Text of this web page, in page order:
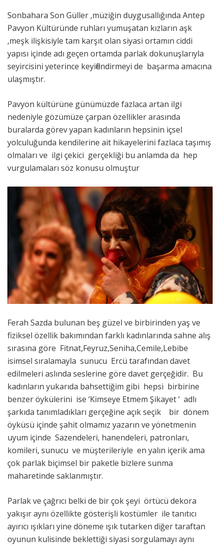
Sonbahara Son Güller ,müziğin duygusallığında Antep
Pavyon Kültüründe ruhları yumuşatan kızların aşk
,meşk ilişkisiyle tam karşıt olan siyasi ortamın ciddi
yapısı içinde adı geçen ortamda parlak dokunuşlarıyla
seyircisini yeterince keyiflendirmeyi de başarma amacına
ulaşmıştır.
Pavyon kültürüne günümüzde fazlaca artan ilgi
nedeniyle gözümüze çarpan özellikler arasında
buralarda görev yapan kadınların hepsinin içsel
yolculuğunda kendilerine ait hikayelerini fazlaca taşımış
olmaları ve ilgi çekici gerçekliği bu anlamda da hep
vurgulamaları söz konusu olmuştur
Ferah Sazda bulunan beş güzel ve birbirinden yaş ve
fiziksel özellik bakımından farklı kadınlarında sahne alış
sırasına göre Fitnat,Feyruz,Seniha,Cemile,Lebibe
isimsel sıralamayla sunucu Ercü tarafından davet
edilmeleri aslında seslerine göre davet gerçeğidir. Bu
kadınların yukarıda bahsettiğim gibi hepsi birbirine
benzer öykülerini ise ‘Kimseye Etmem Şikayet ‘ adlı
şarkıda tanımladıkları gerçeğine açık seçik bir dönem
öyküsü içinde şahit olmamız yazarın ve yönetmenin
uyum içinde Sazendeleri, hanendeleri, patronları,
komileri, sunucu ve müşterileriyle en yalın içerik ama
çok parlak biçimsel bir paketle bizlere sunma
maharetinde saklanmıştır.
Parlak ve çağrıcı belki de bir çok şeyi örtücü dekora
yakışır aynı özellikte gösterişli kostümler ile tanıtıcı
ayırıcı ışıkları yine döneme ışık tutarken diğer taraftan
oyunun kulisinde beklettiği siyasi sorgulamayı aynı